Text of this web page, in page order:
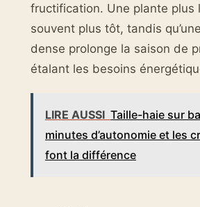
fructification. Une plante plus
souvent plus tôt, tandis
dense prolonge la saison de
étalant les besoins
LIRE AUSSI Taille-haie sur
minutes d’autonomie et les
font la différence